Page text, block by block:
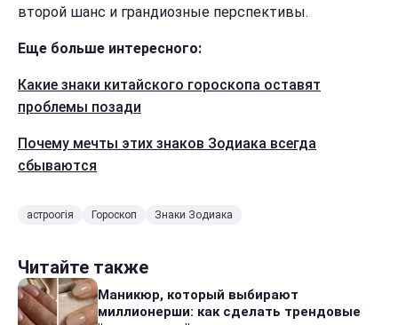
второй шанс и грандиозные перспективы.
Еще больше интересного:
Какие знаки китайского гороскопа оставят
проблемы позади
Почему мечты этих знаков Зодиака всегда
сбываются
астроогія Гороскоп Знаки Зодиака
Читайте также
Маникюр, который выбирают
миллионерши: как сделать трендовые